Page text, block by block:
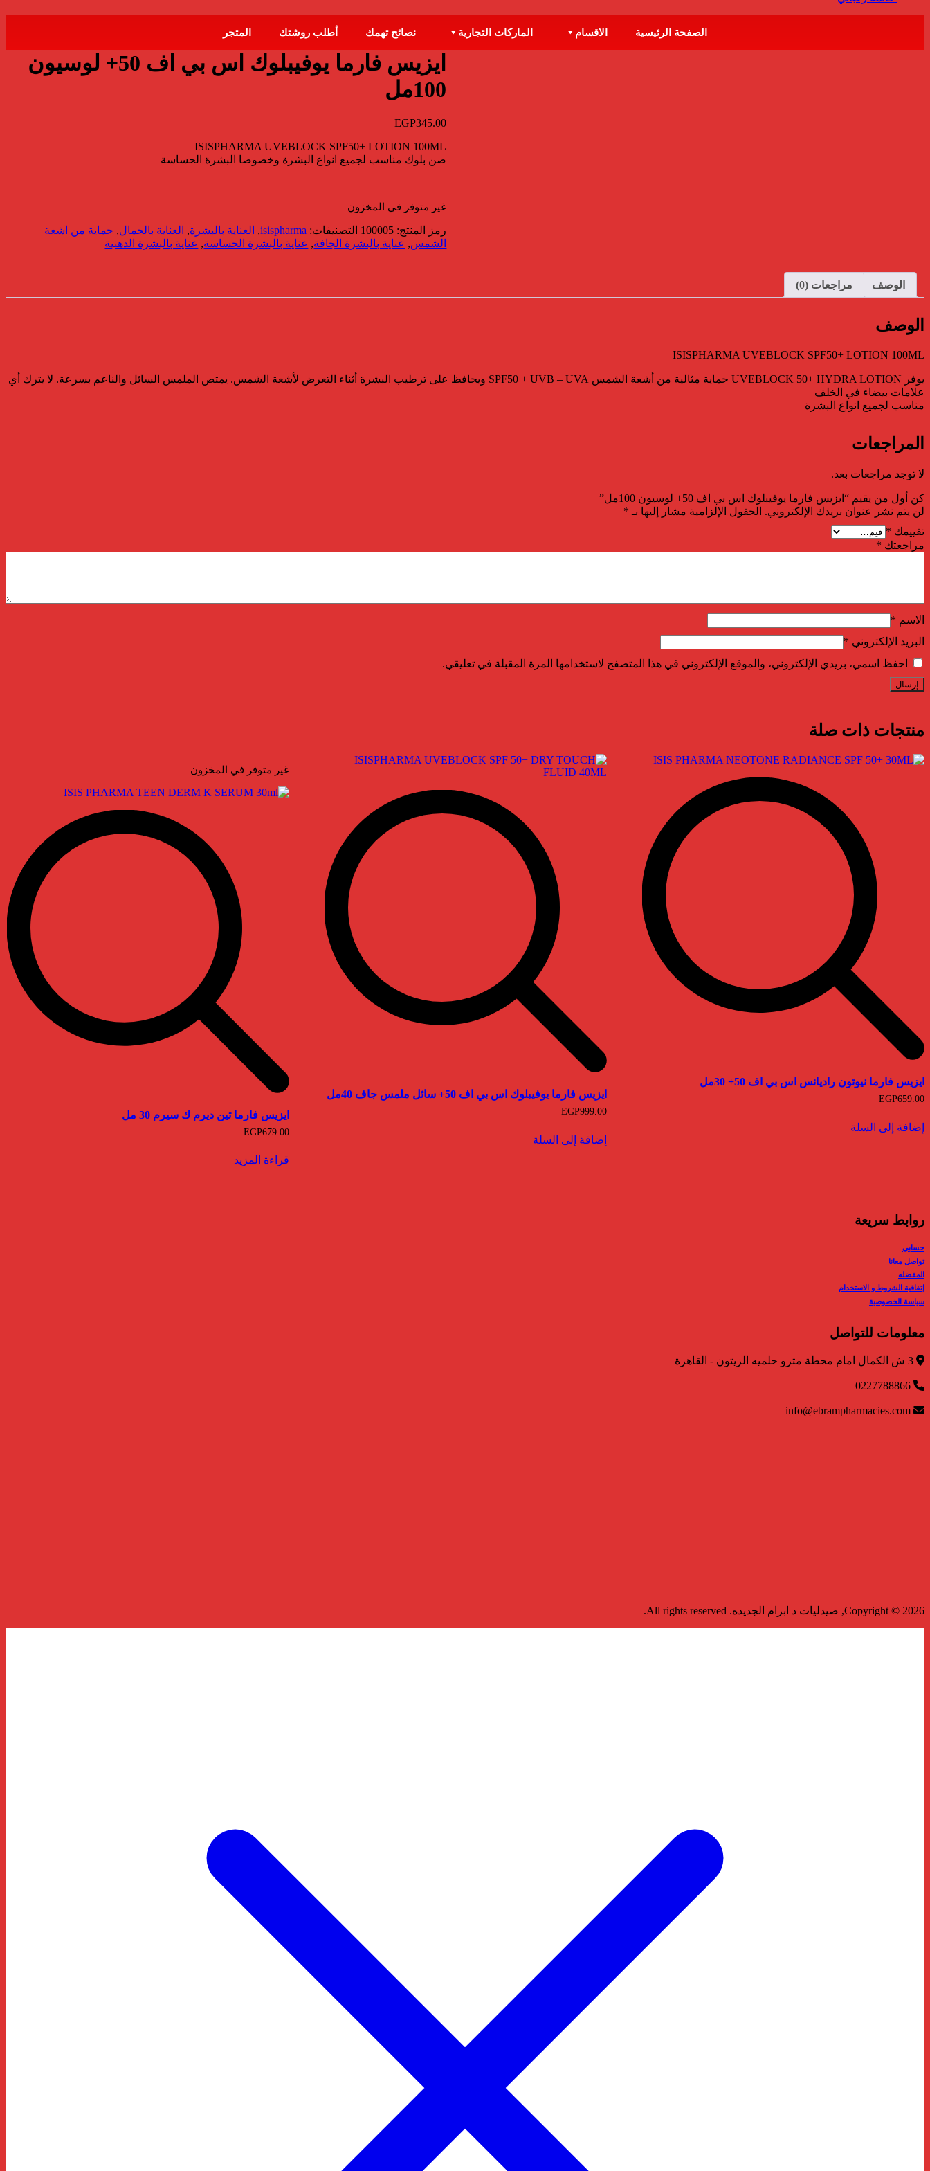
الصفحة الرئيسية الاقسام الماركات التجارية نصائح تهمك أطلب روشتك المتجر
ايزيس فارما يوفيبلوك اس بي اف 50+ لوسيون
100مل
EGP345.00
ISISPHARMA UVEBLOCK SPF50+ LOTION 100ML
صن بلوك مناسب لجميع انواع البشرة وخصوصا البشرة الحساسة
غير متوفر في المخزون
رمز المنتج: 100005 التصنيفات: isispharma
, العناية بالبشرة, العناية بالجمال, حماية من اشعة
الشمس, عناية بالبشرة الجافة, عناية بالبشرة الحساسة, عناية بالبشرة الدهنية
الوصف مراجعات (0)
الوصف
ISISPHARMA UVEBLOCK SPF50+ LOTION 100ML
يوفر UVEBLOCK 50+ HYDRA LOTION حماية مثالية من أشعة الشمس SPF50 + UVB – UVA ويحافظ على ترطيب البشرة أثناء التعرض لأشعة الشمس. يمتص الملمس السائل والناعم بسرعة. لا يترك أي
علامات بيضاء في الخلف
مناسب لجميع انواع البشرة
المراجعات
لا توجد مراجعات بعد.
كن أول من يقيم “ايزيس فارما يوفيبلوك اس بي اف 50+ لوسيون 100مل”
لن يتم نشر عنوان بريدك الإلكتروني. الحقول الإلزامية مشار إليها بـ *
تقييمك *
مراجعتك *
الاسم *
البريد الإلكتروني *
احفظ اسمي، بريدي الإلكتروني، والموقع الإلكتروني في هذا المتصفح لاستخدامها المرة المقبلة في تعليقي.
منتجات ذات صلة
ايزيس فارما نيوتون راديانس اس بي اف 50+ 30مل
EGP659.00
إضافة إلى السلة
ايزيس فارما يوفيبلوك اس بي اف 50+ سائل ملمس جاف 40مل
EGP999.00
إضافة إلى السلة
غير متوفر في المخزون
ايزيس فارما تين ديرم ك سيرم 30 مل
EGP679.00
قراءة المزيد
روابط سريعة
حسابي
تواصل معانا
المفضله
إتفاقية الشروط و الاستخدام
سياسة الخصوصية
معلومات للتواصل
Copyright © 2026, صيدليات د ابرام الجديده. All rights reserved.